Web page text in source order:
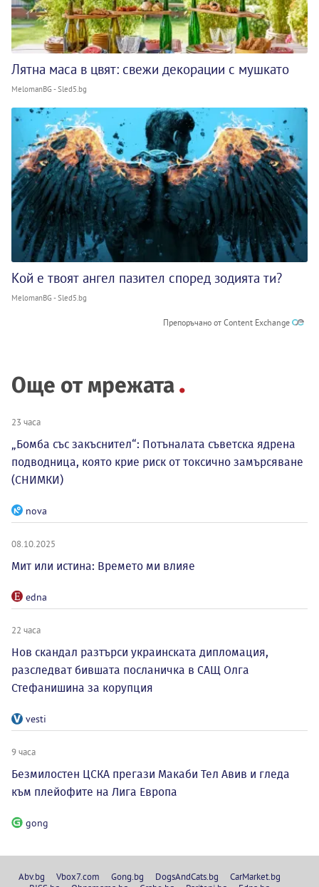
Лятна маса в цвят: свежи декорации с мушкато
MelomanBG - Sled5.bg
Кой е твоят ангел пазител според зодията ти?
MelomanBG - Sled5.bg
Препоръчано от Content Exchange
Още от мрежата
23 часа
„Бомба със закъснител“: Потъналата съветска ядрена
подводница, която крие риск от токсично замърсяване
(СНИМКИ)
nova
08.10.2025
Мит или истина: Времето ми влияе
edna
22 часа
Нов скандал разтърси украинската дипломация,
разследват бившата посланичка в САЩ Олга
Стефанишина за корупция
vesti
9 часа
Безмилостен ЦСКА прегази Макаби Тел Авив и гледа
към плейофите на Лига Европа
gong
Abv.bg Vbox7.com Gong.bg DogsAndCats.bg
CarMarket.bg